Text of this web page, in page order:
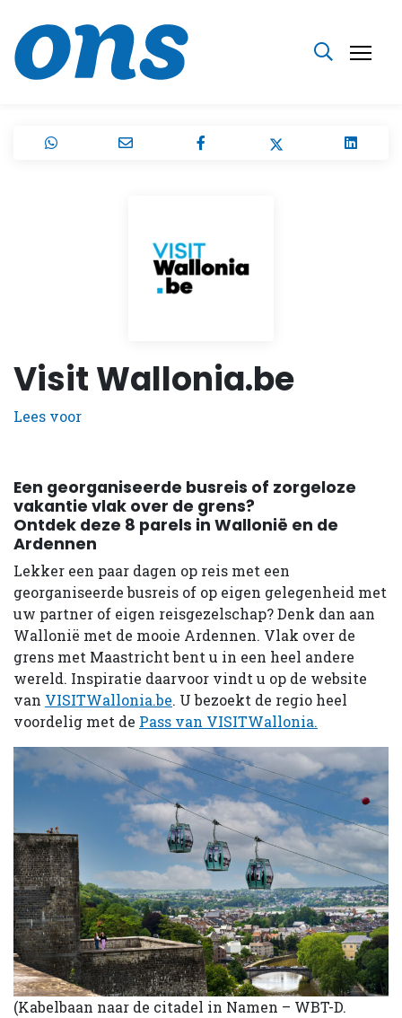
Visit Wallonia.be
Lees voor
Een georganiseerde busreis of zorgeloze
vakantie vlak over de grens?
Ontdek deze 8 parels in Wallonië en de
Ardennen
Lekker een paar dagen op reis met een
georganiseerde busreis of op eigen gelegenheid met
uw partner of eigen reisgezelschap? Denk dan aan
Wallonië met de mooie Ardennen. Vlak over de
grens met Maastricht bent u in een heel andere
wereld. Inspiratie daarvoor vindt u op de website
van VISITWallonia.be. U bezoekt de regio heel
voordelig met de Pass van VISITWallonia.
(Kabelbaan naar de citadel in Namen – WBT-D.